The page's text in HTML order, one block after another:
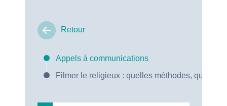
Retour
Appels à communications
Filmer le religieux : quelles méthodes, quels